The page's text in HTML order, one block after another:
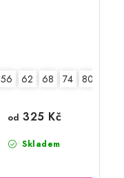
56 62 68 74 80
Skladem
od 325 Kč